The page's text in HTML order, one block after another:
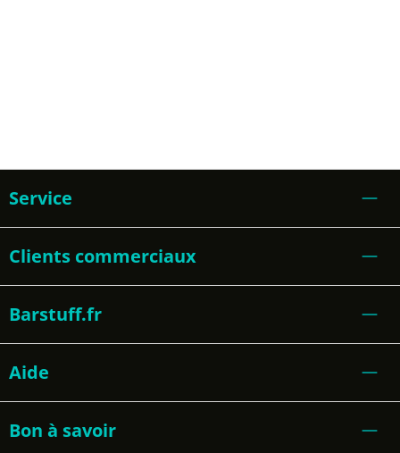
Service
Clients commerciaux
Barstuff.fr
Aide
Bon à savoir